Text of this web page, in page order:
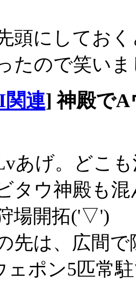
頭にしてお
たので笑い
連] 神殿で
あげ。どこ
タウ神殿も
場開拓('▽')
先は、広間
ェポン5匹常